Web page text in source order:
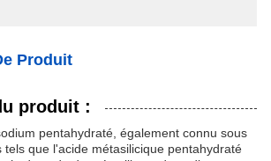
Produit
produit :
pentahydraté, également connu sous
tels que l'acide métasilicique pentahydraté